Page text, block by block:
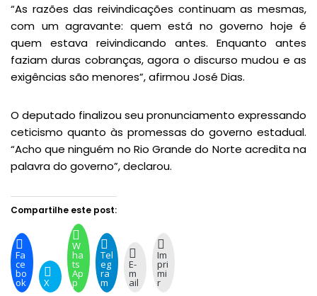
“As razões das reivindicações continuam as mesmas,
com um agravante: quem está no governo hoje é
quem estava reivindicando antes. Enquanto antes
faziam duras cobranças, agora o discurso mudou e as
exigências são menores”, afirmou José Dias.
O deputado finalizou seu pronunciamento expressando
ceticismo quanto às promessas do governo estadual.
“Acho que ninguém no Rio Grande do Norte acredita na
palavra do governo”, declarou.
Compartilhe este post:
Fa
ce
bo
ok X
W
ha
ts
Ap
p
Tel
eg
ra
m
E-
m
ail
Im
pri
mi
r